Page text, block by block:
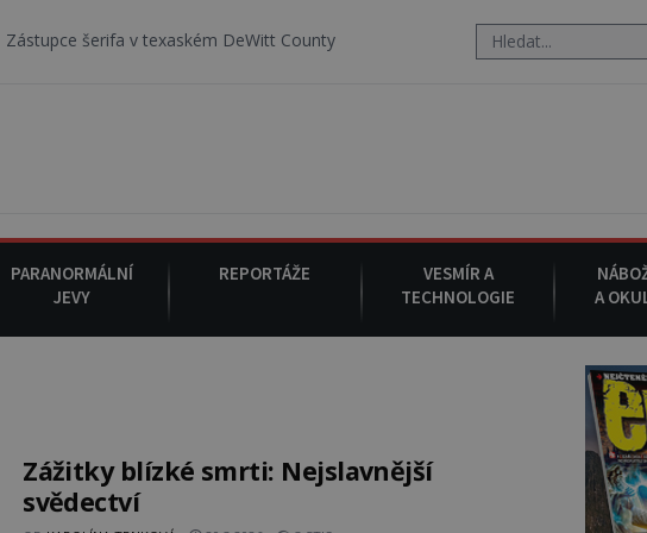
v texaském DeWitt County pořizuje video, na kterém před jeho vozem po
PARANORMÁLNÍ
JEVY
REPORTÁŽE
VESMÍR A
TECHNOLOGIE
A
Zážitky blízké smrti: Nejslavnější
svědectví